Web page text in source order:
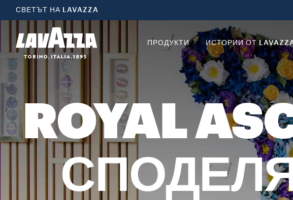
СВЕТЪТ НА LAVAZZA
ПРОДУКТИ ИСТОРИИ ОТ
ROYAL